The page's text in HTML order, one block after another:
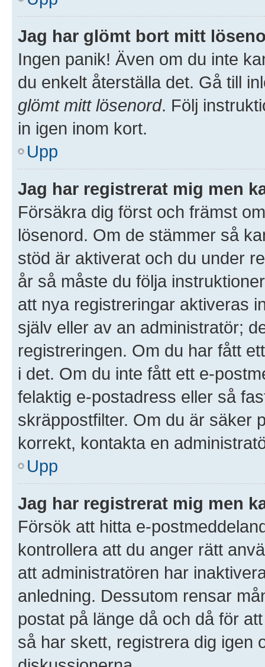
Jag har glömt bort mitt
Ingen panik! Även om du inte
du enkelt återställa det. Gå till
glömt mitt lösenord. Följ
in igen inom kort.
Upp
Jag har registrerat mig men
Försäkra dig först och främst
lösenord. Om de stämmer så
stöd är aktiverat och du under
år så måste du följa
att nya registreringar aktiveras
själv eller av an administratör;
registreringen. Om du har fått
i det. Om du inte fått ett e-
felaktig e-postadress eller så
skräppostfilter. Om du är säker
korrekt, kontakta en
Upp
Jag har registrerat mig men
Försök att hitta e-
kontrollera att du anger rätt
att administratören har
anledning. Dessutom rensar
postat på länge då och då för
så har skett, registrera dig igen